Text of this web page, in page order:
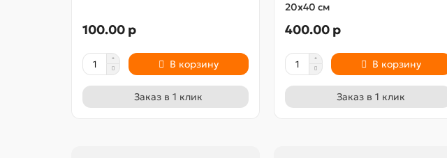
100.00 р
В корзину
Заказ в 1 клик
20х40 см
400.00 р
В корзину
Заказ в 1 клик